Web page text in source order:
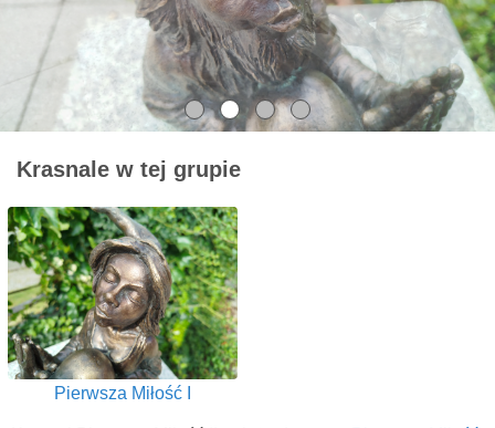
Krasnale w tej grupie
Pierwsza Miłość I